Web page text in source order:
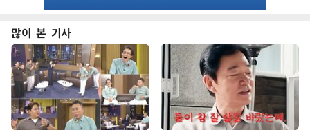
많이 본 기사